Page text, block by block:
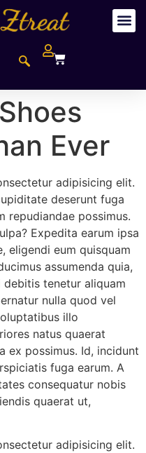
Ever
adipisicing elit.
deserunt fuga
repudiandae possimus.
Expedita earum ipsa
eligendi eum quisquam
assumenda quia,
tenetur aliquam
nulla quod vel
illo
natus quaerat
ex possimus. Id, incidunt
fuga earum. A
consequatur nobis
quaerat ut,
adipisicing elit.